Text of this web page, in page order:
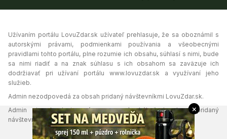
Užívaním portálu LovuZdar.sk užívateľ prehlasuje, že sa oboznámil s
autorskými právami, podmienkami používania a všeobecnými
pravidlami tohto portálu, plne rozumie ich obsahu, súhlasí s nimi, bude
sa nimi riadiť a na znak súhlasu s ich obsahom sa zaväzuje ich
dodržiavať pri užívaní portálu www.lovuzdar.sk a využívaní jeho
služieb.
Admin nezodpovedá za obsah pridaný návštevníkmi LovuZdar.sk.
Admin si vyhradzuje právo vymazať akýkoľvek obsah pridaný
návštevníkmi portálu, ak tak uzná za vhodné.
×